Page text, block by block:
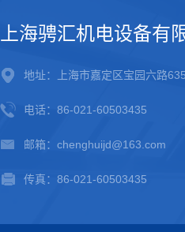
上海骋汇机电设备有
地址：上海市嘉定区宝园六路
电话：86-021-60503435
邮箱：chenghuijd@163.com
传真：86-021-60503435